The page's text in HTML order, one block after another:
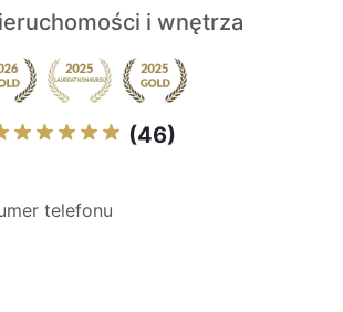
i wnętrza
(46)
telefonu